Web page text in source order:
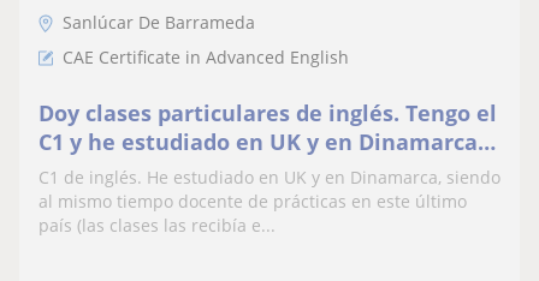
Sanlúcar De Barrameda
CAE Certificate in Advanced English
Doy clases particulares de inglés. Tengo el
C1 y he estudiado en UK y en Dinamarca
(siendo el inglés el idioma usado en este
país para los estudios)
C1 de inglés. He estudiado en UK y en Dinamarca, siendo
al mismo tiempo docente de prácticas en este último
país (las clases las recibía e...